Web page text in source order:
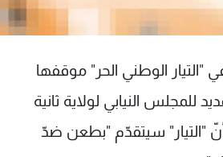
"التيار الوطني الحر" موقفها
للمجلس النيابي لولاية ثانية
"التيار" سيتقدّم "بطعن ضدّ
وظائف
تواصل معنا
شروط الإسـتخدام
سياسة الخصوصية